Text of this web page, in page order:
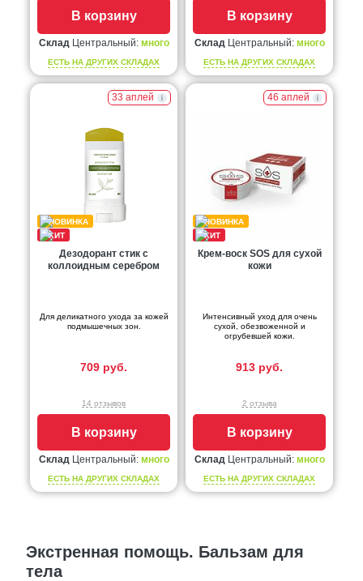
В корзину
СкладЦентральный: много
ЕСТЬ НА ДРУГИХ СКЛАДАХ
В корзину
СкладЦентральный: много
ЕСТЬ НА ДРУГИХ СКЛАДАХ
33 аплей
Дезодорант стик с
коллоидным серебром
Для деликатного ухода за кожей
подмышечных зон.
709 руб.
14 отзывов
В корзину
СкладЦентральный: много
ЕСТЬ НА ДРУГИХ СКЛАДАХ
46 аплей
Крем-воск SOS для сухой
кожи
Интенсивный уход для очень
сухой, обезвоженной и
огрубевшей кожи.
913 руб.
2 отзыва
В корзину
СкладЦентральный: много
ЕСТЬ НА ДРУГИХ СКЛАДАХ
Экстренная помощь. Бальзам для
тела